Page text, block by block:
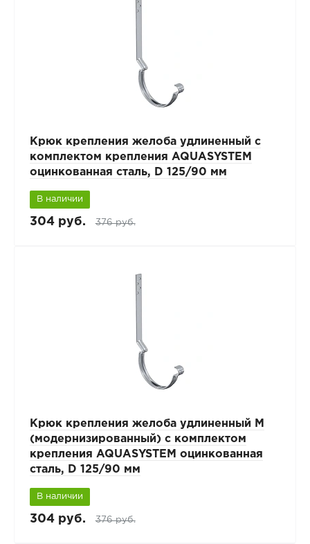
Крюк крепления желоба удлиненный с
комплектом крепления AQUASYSTEM
оцинкованная сталь, D 125/90 мм
В наличии
304 руб. 376 руб.
Крюк крепления желоба удлиненный М
(модернизированный) с комплектом
крепления AQUASYSTEM оцинкованная
сталь, D 125/90 мм
В наличии
304 руб. 376 руб.